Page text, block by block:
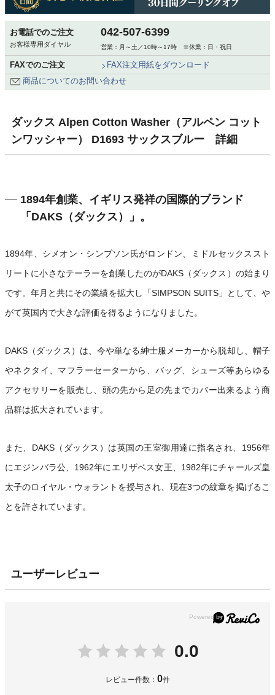
お電話でのご注文
お客様専用ダイヤル
042-507-6399
営業：月～土／10時～17時 ※休業：日・祝日
FAXでのご注文
FAX注文用紙をダウンロード
商品についてのお問い合わせ
ダックス Alpen Cotton Washer（アルペン コット
ンワッシャー） D1693 サックスブルー 詳細
1894年創業、イギリス発祥の国際的ブランド
「DAKS（ダックス）」。
1894年、シメオン・シンプソン氏がロンドン、ミドルセックススト
リートに小さなテーラーを創業したのがDAKS（ダックス）の始まり
です。年月と共にその業績を拡大し「SIMPSON SUITS」として、や
がて英国内で大きな評価を得るようになりました。
DAKS（ダックス）は、今や単なる紳士服メーカーから脱却し、帽子
やネクタイ、マフラーセーターから、バッグ、シューズ等あらゆる
アクセサリーを販売し、頭の先から足の先までカバー出来るよう商
品群は拡大されています。
また、DAKS（ダックス）は英国の王室御用達に指名され、1956年
にエジンバラ公、1962年にエリザベス女王、1982年にチャールズ皇
太子のロイヤル・ウォラントを授与され、現在3つの紋章を掲げるこ
とを許されています。
ユーザーレビュー
0.0
レビュー件数： 0件